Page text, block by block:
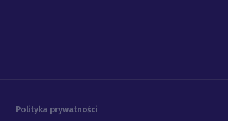
Polityka prywatności